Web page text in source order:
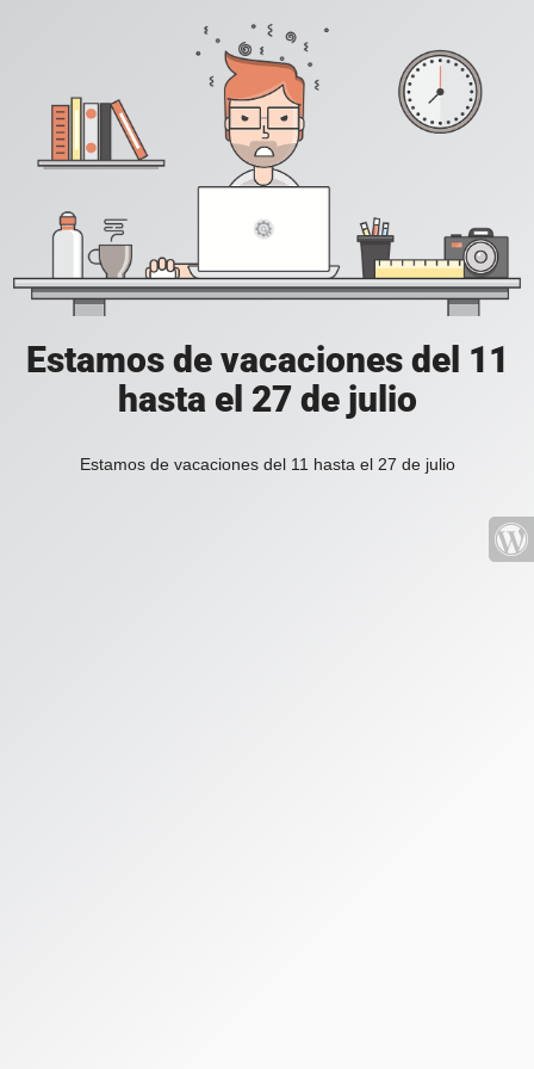
Estamos de vacaciones del 11
hasta el 27 de julio
Estamos de vacaciones del 11 hasta el 27 de julio